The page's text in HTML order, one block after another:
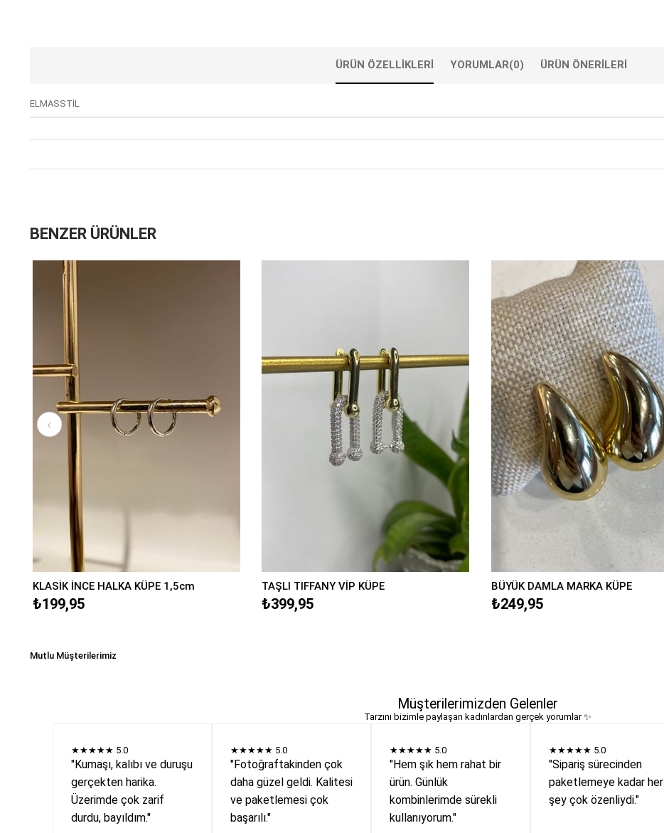
ÜRÜN ÖZELLIKLERI YORUMLAR(0) ÜRÜN ÖNERILERI
ELMASSTİL
BENZER ÜRÜNLER
KLASİK İNCE HALKA KÜPE 1,5cm
₺199,95
TAŞLI TIFFANY VİP KÜPE
₺399,95
BÜYÜK DAMLA MARKA KÜPE
₺249,95
Mutlu Müşterilerimiz
Müşterilerimizden Gelenler
Tarzını bizimle paylaşan kadınlardan gerçek yorumlar ✨
★★★★★ 5.0
"Kumaşı, kalıbı ve duruşu
gerçekten harika.
Üzerimde çok zarif
durdu, bayıldım."
★★★★★ 5.0
"Fotoğraftakinden çok
daha güzel geldi. Kalitesi
ve paketlemesi çok
başarılı."
★★★★★ 5.0
"Hem şık hem rahat bir
ürün. Günlük
kombinlerimde sürekli
kullanıyorum."
★★★★★ 5.0
"Sipariş sürecinden
paketlemeye kadar her
şey çok özenliydi."